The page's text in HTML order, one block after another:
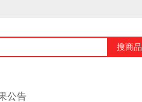
搜商品
公告